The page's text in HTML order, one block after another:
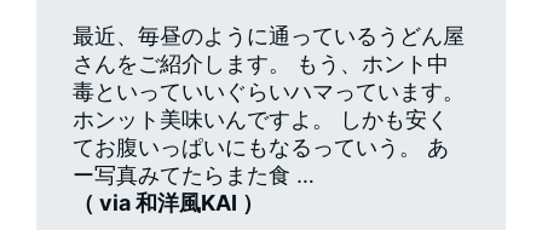
最近、毎昼のように通っているうどん屋
さんをご紹介します。 もう、ホント中
毒といっていいぐらいハマっています。
ホンット美味いんですよ。 しかも安く
てお腹いっぱいにもなるっていう。 あ
ー写真みてたらまた食 …
（ via 和洋風KAI ）